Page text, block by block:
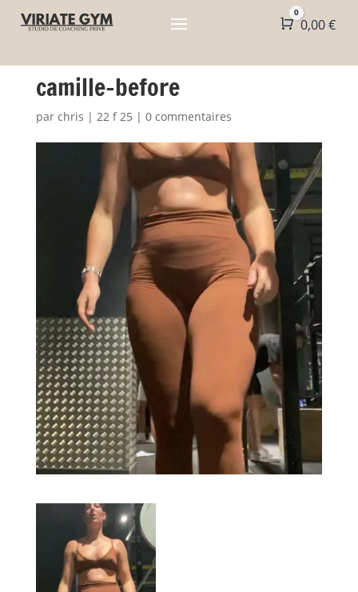
Panier
0
0,00€
camille-before
par chris | 22 f 25 | 0 commentaires